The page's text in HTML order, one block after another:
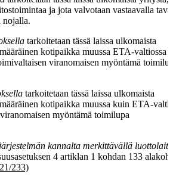
ja jota valvotaan vastaavalla
nojalla.
tarkoitetaan tässä laissa ulkomaista
kotipaikka muussa ETA-valtiossa
viranomaisen myöntämä
tarkoitetaan tässä laissa ulkomaista
kotipaikka muussa kuin ETA-
myöntämä toimilupa
kannalta merkittävällä
4 artiklan 1 kohdan 133
233)